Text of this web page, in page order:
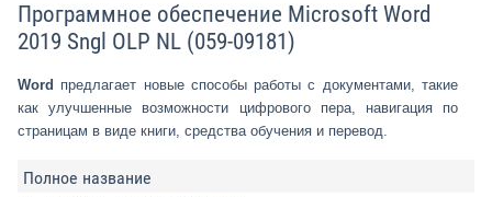
Программное обеспечение Microsoft Word
2019 Sngl OLP NL (059-09181)
Word предлагает новые способы работы с документами, такие
как улучшенные возможности цифрового пера, навигация по
страницам в виде книги, средства обучения и перевод.
Полное название